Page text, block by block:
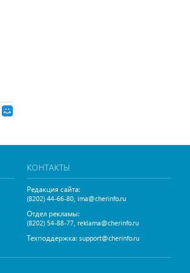
КОНТАКТЫ
Редакция сайта:
(8202) 44-66-80, ima@cherinfo.ru
Отдел рекламы:
(8202) 54-88-77, reklama@cherinfo.ru
Техподдержка: support@cherinfo.ru